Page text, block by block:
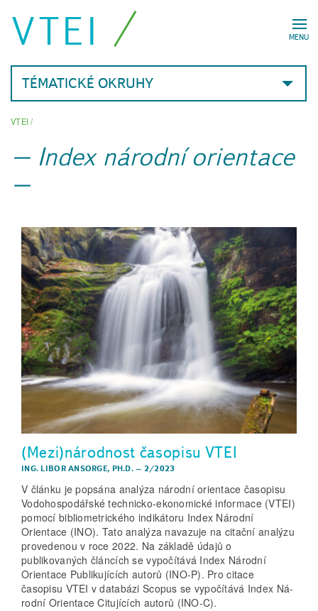
MENU
VTEI
TÉMATICKÉ OKRUHY
VTEI/
Index národní orientace
(Mezi)národnost časopisu VTEI
ING. LIBOR ANSORGE, PH.D. – 2/2023
V článku je popsána analýza národní orientace časopisu
Vodohospodářské technicko-ekonomické informace (VTEI)
pomocí bibliometrického indikátoru Index Národní
Orientace (INO). Tato analýza navazuje na citační analýzu
provedenou v roce 2022. Na základě údajů o
publikovaných článcích se vypočítává Index Národní
Orientace Publikujících autorů (INO-P). Pro citace
časopisu VTEI v databázi Scopus se vypočítává Index Ná-
rodní Orientace Citujících autorů (INO-C).